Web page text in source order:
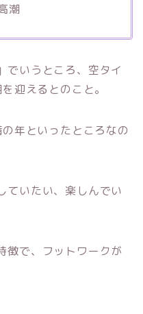
潮
でいうところ、空タイ
迎えるとのこと。
年といったところなの
ていたい、楽しんでい
徴で、フットワークが